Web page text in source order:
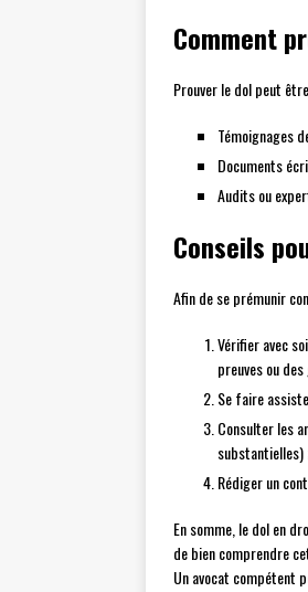
Comment
Prouver le dol peut
Témoignages
Documents
Audits ou
Conseils
Afin de se prémunir
Vérifier avec
preuves ou
Se faire
Consulter les
substantielles)
Rédiger un
En somme, le dol en
de bien comprendre
Un avocat compétent